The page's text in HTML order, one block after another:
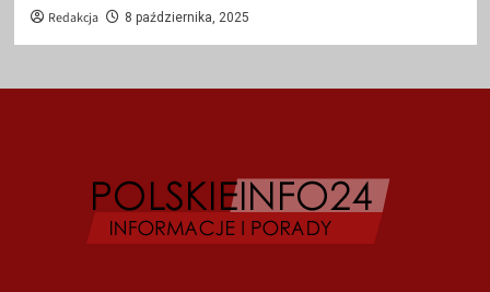
Redakcja 8 października, 2025